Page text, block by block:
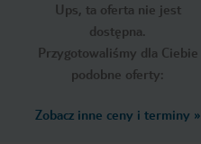
Ups, ta oferta nie jest
dostępna.
Przygotowaliśmy dla Ciebie
podobne oferty:
Zobacz inne ceny i terminy »